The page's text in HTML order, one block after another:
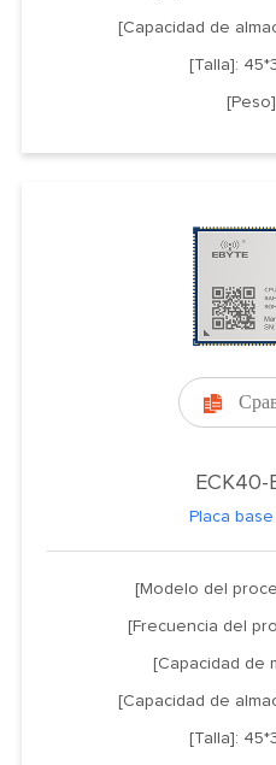
[Capacidad de
[Talla]:

ECK40-
Placa
[Modelo del
[Frecuencia del
[Capacidad de
[Capacidad de
[Talla]: